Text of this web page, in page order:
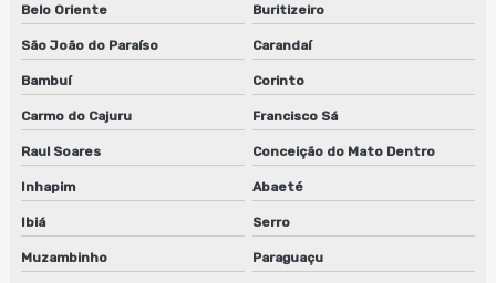
Serviço de conserto de lavadora de anilox em sp
Serviço de conserto de lavadora de cilindros
Serviço de conserto de lavadora de cilindros em jundiaí
Serviço de conserto de lavadora de cilindros em sp
Serviço de conserto lavadora de clichês
Serviço de conserto lavadora de clichês em jundiaí
Belo Oriente Buritizeiro
São João do Paraíso Carandaí
Bambuí Corinto
Carmo do Cajuru Francisco Sá
Raul Soares Conceição do Mato Dentro
Inhapim Abaeté
Ibiá Serro
Muzambinho Paraguaçu